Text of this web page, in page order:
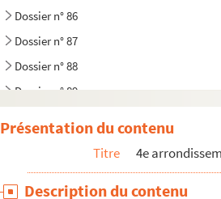
Dossier n° 86
Dossier n° 87
Dossier n° 88
Dossier n° 89
Dossier n° 93
Présentation du contenu
Titre 4e
Description du contenu